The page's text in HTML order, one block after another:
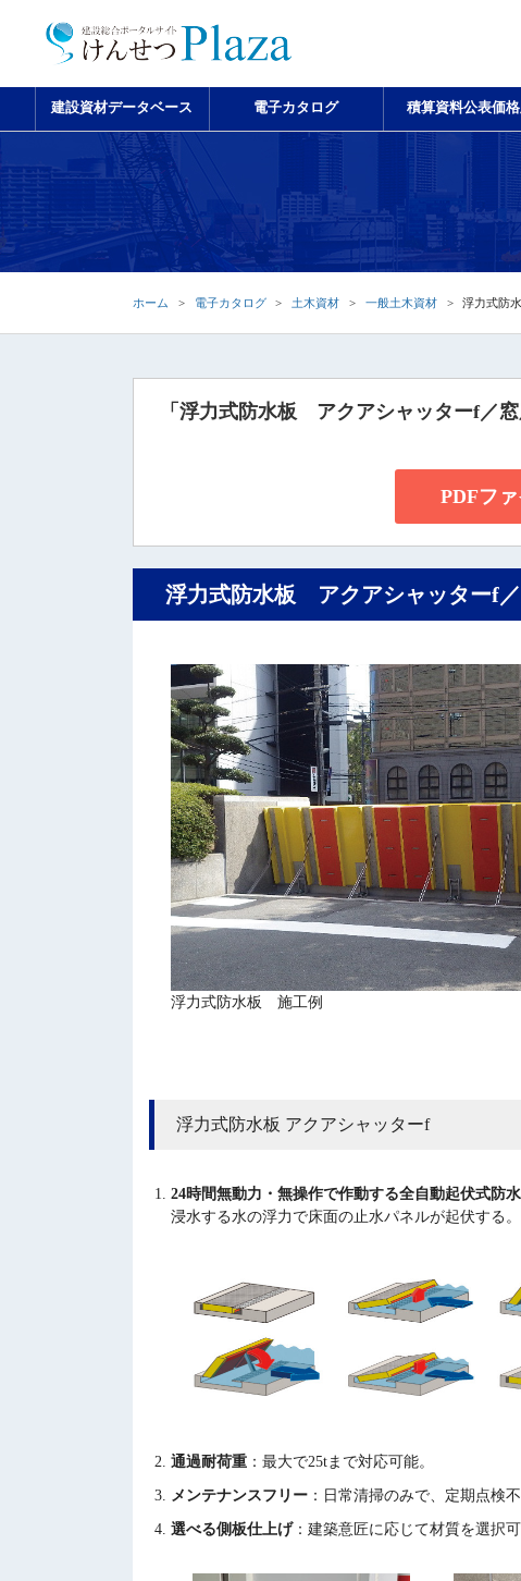
建設資材データベース 電子カタログ 積算資料公表価
ホーム 電子カタログ 土木資材 一般土木資材 浮力式防
「浮力式防水板 アクアシャッターf／
PDFフ
浮力式防水板 アクアシャッターf
浮力式防水板 施工例
浮力式防水板 アクアシャッターf
24時間無動力・無操作で作動する全自動起伏式防
浸水する水の浮力で床面の止水パネルが起伏する。
通過耐荷重 ：最大で25tまで対応可能。
メンテナンスフリー ：日常清掃のみで、定期点検不
選べる側板仕上げ：建築意匠に応じて材質を選択可